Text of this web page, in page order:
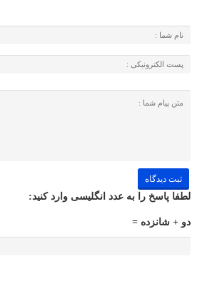
لطفا پاسخ را به عدد انگلیسی وارد کنید:
دو + شانزده =